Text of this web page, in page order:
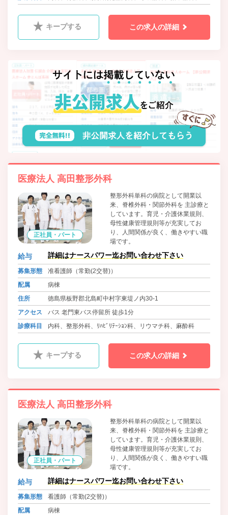
キープする この求人の詳細
医療法人 高田整形外科
正社員・パート
整形外科単科の病院として開業以
来、脊椎外科・関節外科を 主診療と
しています。育児・介護休業規則、
母性健康管理規則等が充実してお
り、人間関係が良く、働きやすい職
場です。
給与 詳細はナースパワー迄お問い合わせ下さい
募集形態
准看護師（常勤(2交替)）
配属
病棟
住所
徳島県板野郡北島町中村字東堤ノ内30-1
アクセス
バス 老門東バス停留所 徒歩1分
診療科目
内科、整形外科、ﾘﾊﾋﾞﾘﾃｰｼｮﾝ科、リウマチ科、麻酔科
キープする この求人の詳細
医療法人 高田整形外科
正社員・パート
整形外科単科の病院として開業以
来、脊椎外科・関節外科を 主診療と
しています。育児・介護休業規則、
母性健康管理規則等が充実してお
り、人間関係が良く、働きやすい職
場です。
給与 詳細はナースパワー迄お問い合わせ下さい
募集形態
看護師（常勤(2交替)）
配属
病棟